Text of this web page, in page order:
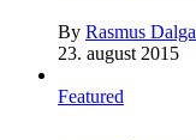
By Rasmus
23. august 2015
Featured